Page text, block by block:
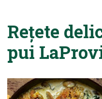
Rețete
pui